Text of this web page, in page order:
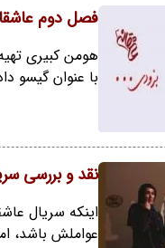
فصل دوم
هومن کبیری
با عنوان گیسو
نقد و بررسی
اینکه سریال
عواملش باشد،